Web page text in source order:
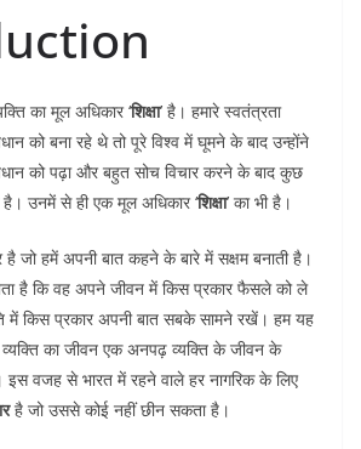
का मूल अधिकार ‘शिक्षा’ है। हमारे स्वतंत्रता
को बना रहे थे तो पूरे विश्व में घूमने के बाद उन्होंने
को पढ़ा और बहुत सोच विचार करने के बाद कुछ
है। उनमें से ही एक मूल अधिकार ‘शिक्षा’ का भी है।
है जो हमें अपनी बात कहने के बारे में सक्षम बनाती है।
है कि वह अपने जीवन में किस प्रकार फैसले को ले
में किस प्रकार अपनी बात सबके सामने रखें। हम यह
का जीवन एक अनपढ़ व्यक्ति के जीवन के
इस वजह से भारत में रहने वाले हर नागरिक के लिए
है जो उससे कोई नहीं छीन सकता है।